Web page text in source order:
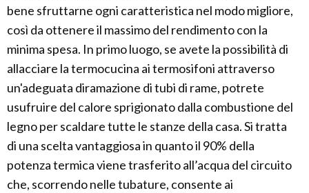
bene sfruttarne ogni caratteristica nel modo migliore,
così da ottenere il massimo del rendimento con la
minima spesa. In primo luogo, se avete la possibilità di
allacciare la termocucina ai termosifoni attraverso
un'adeguata diramazione di tubi di rame, potrete
usufruire del calore sprigionato dalla combustione del
legno per scaldare tutte le stanze della casa. Si tratta
di una scelta vantaggiosa in quanto il 90% della
potenza termica viene trasferito all’acqua del circuito
che, scorrendo nelle tubature, consente ai